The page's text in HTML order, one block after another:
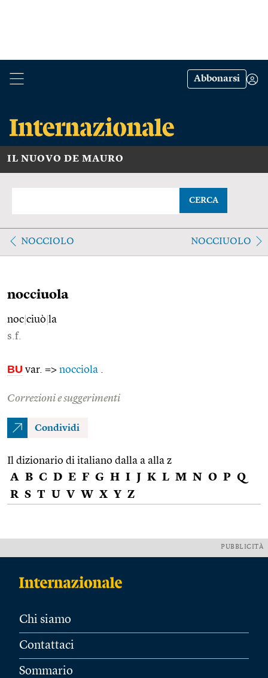
Abbonarsi
IL NUOVO DE MAURO
CERCA
NOCCIOLO NOCCIUOLO
nocciuola
noc ciuò la
s.f.
BU var. => nocciola
Correzioni e suggerimenti
Condividi
Il dizionario di italiano dalla a alla z
A B C D E F G H I J K L M N O P Q
R S T U V W X Y Z
PUBBLICITÀ
Chi siamo
Contattaci
Sommario